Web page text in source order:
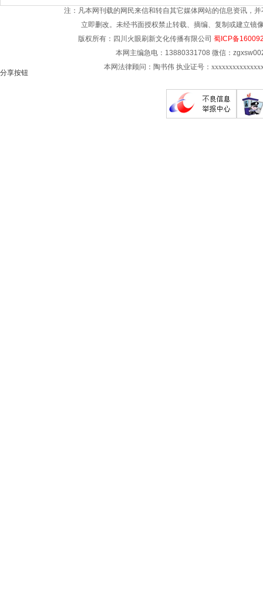
注：凡本网刊载的网民来信和转自其它媒体网站的信息资讯，
立即删改。未经书面授权禁止转载、摘编、复制或建立
版权所有：四川火眼刷新文化传播有限公司 蜀ICP备
本网主编急电：13880331708 微信：
本网法律顾问：陶书伟 执业证号：
分享按钮